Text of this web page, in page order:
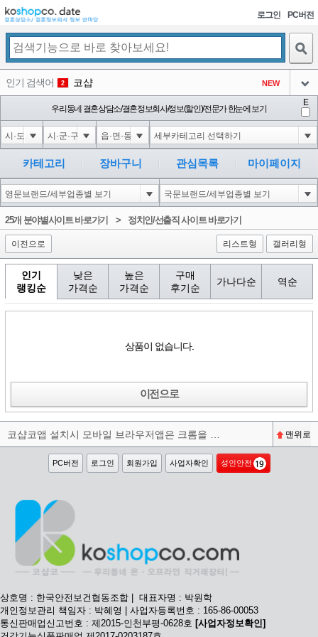
로그인 PC버전
인기 검색어 2 코샵 NEW
3 1'||DBMS_PIPE.RECEIVE_MESSAGE(CHR(98)||CHR(98)||CHR(98),15)||'
아이콘
4 1-1 waitfor delay '0:0:15' --
아이콘
5 1-1); waitfor delay '0:0:15' --
아이콘
2
6 1-1; waitfor delay '0:0:15' --
아이콘
2
1
우리동네 결혼상담소/결혼정보회사/정보(할인)/전문가 한눈에 보기
E
카테고리 장바구니 관심목록 마이페이지
25개 분야별사이트 바로가기 > 정치인/선출직 사이트 바로가기
이전으로 리스트형 갤러리형
인기
랭킹순
낮은
가격순
높은
가격순
구매
후기순
가나다순 역순
상품이 없습니다.
이전으로
코샵코앱 설치시 모바일 브라우저앱은 크롬을 권장합니다^^ 맨위로
PC버전 로그인 회원가입 사업자확인 성인안전
상호명 : 한국안전보건협동조합 | 대표자명 : 박원학
개인정보관리 책임자 : 박혜영 | 사업자등록번호 : 165-86-00053
통신판매업신고번호 : 제2015-인천부평-0628호 [사업자정보확인]